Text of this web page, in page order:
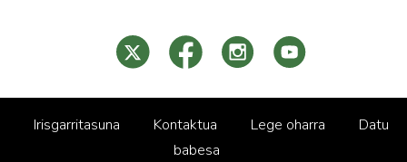
Irisgarritasuna Kontaktua Lege oharra
Datu
babesa